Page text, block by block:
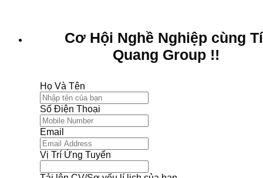
Cơ Hội Nghề Nghiệp cùng
Quang Group !!
Họ Và Tên
Số Điện Thoại
Email
Vị Trí Ứng Tuyển